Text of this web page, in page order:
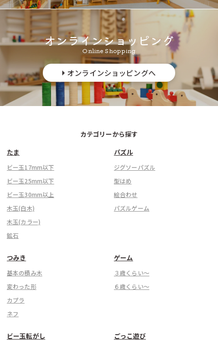
オンラインショッピング
Online Shopping
オンラインショッピングへ
カテゴリーから探す
たま
ビー玉17mm以下
ビー玉25mm以下
ビー玉30mm以上
木玉(白木)
木玉(カラー)
鉱石
パズル
ジグソーパズル
型はめ
絵合わせ
パズルゲーム
つみき
基本の積み木
変わった形
カプラ
ネフ
ゲーム
３歳くらい〜
６歳くらい〜
ビー玉転がし ごっこ遊び